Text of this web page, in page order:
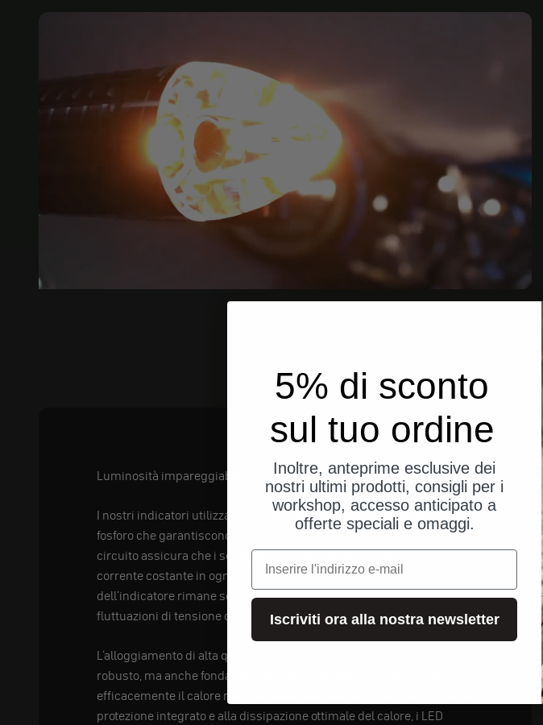
Luminosità impareggiabile
I nostri indicatori utilizzano LED ad alte prestazioni convertiti al
fosforo che garantiscono una luminosità eccezionale. Un sofisticato
circuito assicura che i sensibili LED siano alimentati con una
corrente costante in ogni momento. Ciò significa che la luminosità
dell'indicatore rimane sempre costante, indipendentemente dalle
fluttuazioni di tensione del veicolo.
L'alloggiamento di alta qualità in alluminio lavorato a CNC non è solo
robusto, ma anche fondamentale per la gestione del calore. Dissipa
efficacemente il calore residuo nell'aria ambiente. Grazie al circuito di
protezione integrato e alla dissipazione ottimale del calore, i LED
5% di sconto
sul tuo ordine
Inoltre, anteprime esclusive dei
nostri ultimi prodotti, consigli per i
workshop, accesso anticipato a
offerte speciali e omaggi.
e-mail
Iscriviti ora alla nostra newsletter